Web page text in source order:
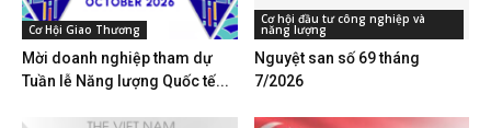
Cơ Hội Giao Thương
Mời doanh nghiệp tham dự
Tuần lễ Năng lượng Quốc tế...
Cơ hội đầu tư công nghiệp và
năng lượng
Nguyệt san số 69 tháng
7/2026